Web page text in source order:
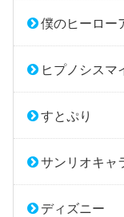
僕のヒーロー
ヒプノシスマ
すとぷり
サンリオキャ
ディズニー